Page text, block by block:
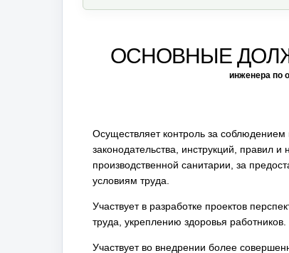
ОСНОВНЫЕ
инженера по
Осуществляет контроль за
законодательства, инструкций, правил и
производственной санитарии, за
условиям труда.
Участвует в разработке проектов
труда, укреплению здоровья
Участвует во внедрении более